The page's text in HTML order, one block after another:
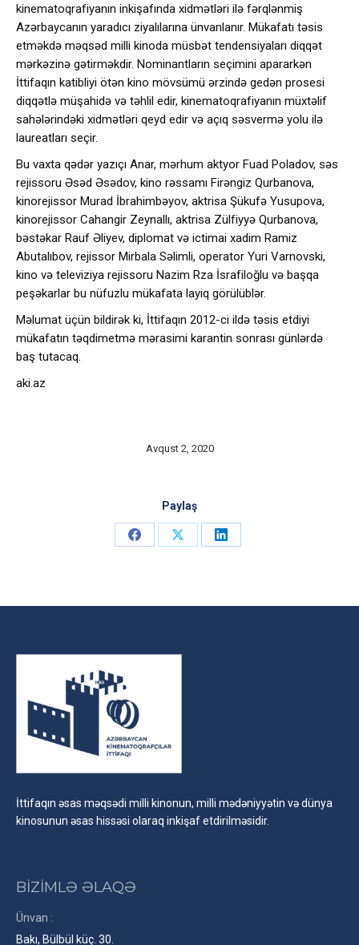
kinematoqrafiyanın inkişafında xidmətləri ilə fərqlənmiş
Azərbaycanın yaradıcı ziyalılarına ünvanlanır. Mükafatı təsis
etməkdə məqsəd milli kinoda müsbət tendensiyaları diqqət
mərkəzinə gətirməkdir. Nominantların seçimini apararkən
İttifaqın katibliyi ötən kino mövsümü ərzində gedən prosesi
diqqətlə müşahidə və təhlil edir, kinematoqrafiyanın müxtəlif
sahələrindəki xidmətləri qeyd edir və açıq səsvermə yolu ilə
laureatları seçir.
Bu vaxta qədər yazıçı Anar, mərhum aktyor Fuad Poladov, səs
rejissoru Əsəd Əsədov, kino rəssamı Firəngiz Qurbanova,
kinorejissor Murad İbrahimbəyov, aktrisa Şükufə Yusupova,
kinorejissor Cahangir Zeynallı, aktrisa Zülfiyyə Qurbanova,
bəstəkar Rauf Əliyev, diplomat və ictimai xadim Ramiz
Abutalıbov, rejissor Mirbala Səlimli, operator Yuri Varnovski,
kino və televiziya rejissoru Nazim Rza İsrafiloğlu və başqa
peşəkarlar bu nüfuzlu mükafata layiq görülüblər.
Məlumat üçün bildirək ki, İttifaqın 2012-ci ildə təsis etdiyi
mükafatın təqdimetmə mərasimi karantin sonrası günlərdə
baş tutacaq.
aki.az
Avqust 2, 2020
Paylaş
Share
Share
Share
İttifaqın əsas məqsədi milli kinonun, milli mədəniyyətin və dünya
kinosunun əsas hissəsi olaraq inkişaf etdirilməsidir.
BİZİMLƏ ƏLAQƏ
Ünvan :
Bakı, Bülbül küç. 30.